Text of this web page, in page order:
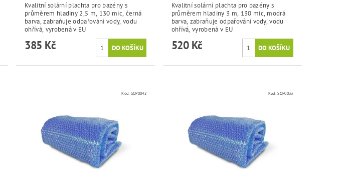
Kvalitní solární plachta pro bazény s
průměrem hladiny 2,5 m, 130 mic, černá
barva, zabraňuje odpařování vody, vodu
ohřívá, vyrobená v EU
385 Kč
Kvalitní solární plachta pro bazény s
průměrem hladiny 3 m, 130 mic, modrá
barva, zabraňuje odpařování vody, vodu
ohřívá, vyrobená v EU
520 Kč
Kód: SOP0042 Kód:SOP0033